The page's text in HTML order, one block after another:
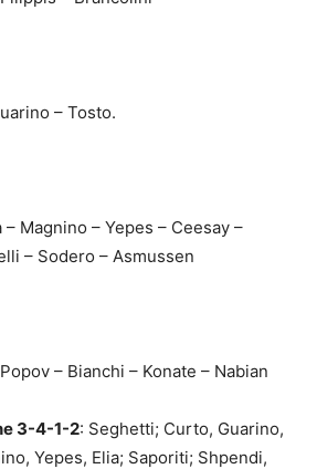
– Tosto.
Magnino – Yepes – Ceesay –
– Sodero – Asmussen
– Bianchi – Konate – Nabian
3-4-1-2: Seghetti; Curto, Guarino,
Yepes, Elia; Saporiti; Shpendi,